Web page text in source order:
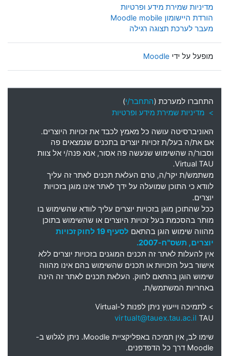
מדיניות שמירת מידע ופרטיות
הורדת היישומון Moodle mobile
מעבר לערכת תצוגה רגילה
מופעל על ידי Moodle
התחברו למערכת (התחבר/י)
> מדיניות שמירת מידע ופרטיות
האוניברסיטה עושה כל מאמץ לכבד את זכויות היוצרים.
אם את/ה בעל/ת זכויות יוצרים בתכנים שנמצאים פה
וסבור/ה שהשימוש שנעשה פה אסור, אנא פנה/י אל צוות
Virtual TAU.
משתמש/ת יקר/ה, טרם העלאת תכנים לאתר זה עליך
לוודא כי התוכן שמועלה על ידך לאתר אינו מוגן בזכויות
יוצרים.
ככל שהתוכן מוגן בזכויות יוצרים עליך לוודא שהשימוש בו
מותר בהסכמת בעל זכויות היוצרים או שהשימוש בתוכן
מהווה שימוש הוגן בהתאם
לסעיף 19 לחוק זכויות
יוצרים, תשס"ח-2007.
אין להעלות לאתר זה תכנים המוגנים בזכויות יוצרים ללא
אישור בעל הזכויות או תכנים שהשימוש בהם אינו מהווה
שימוש הוגן בהתאם לחוק. העלאת תכנים לאתר זה הינה
באחריות המשתמש/ת.
> לתמיכה וייעוץ ניתן לפנות ל-Virtual
TAU
virtualt@tauex.tau.ac.il
שימו לב, אין תמיכה באפליקציית Moodle. ניתן לגלוש ב-
Moodle דרך כל הדפדפנים.